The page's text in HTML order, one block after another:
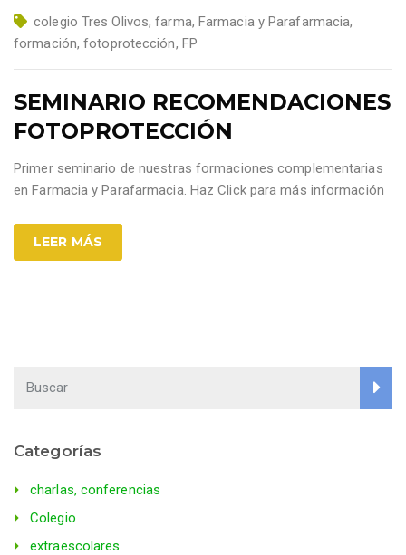
colegio Tres Olivos,farma, Farmacia y Parafarmacia,
formación,fotoprotección, FP
SEMINARIO RECOMENDACIONES
FOTOPROTECCIÓN
Primer seminario de nuestras formaciones complementarias
en Farmacia y Parafarmacia. Haz Click para más información
LEER MÁS
Categorías
charlas, conferencias
Colegio
extraescolares